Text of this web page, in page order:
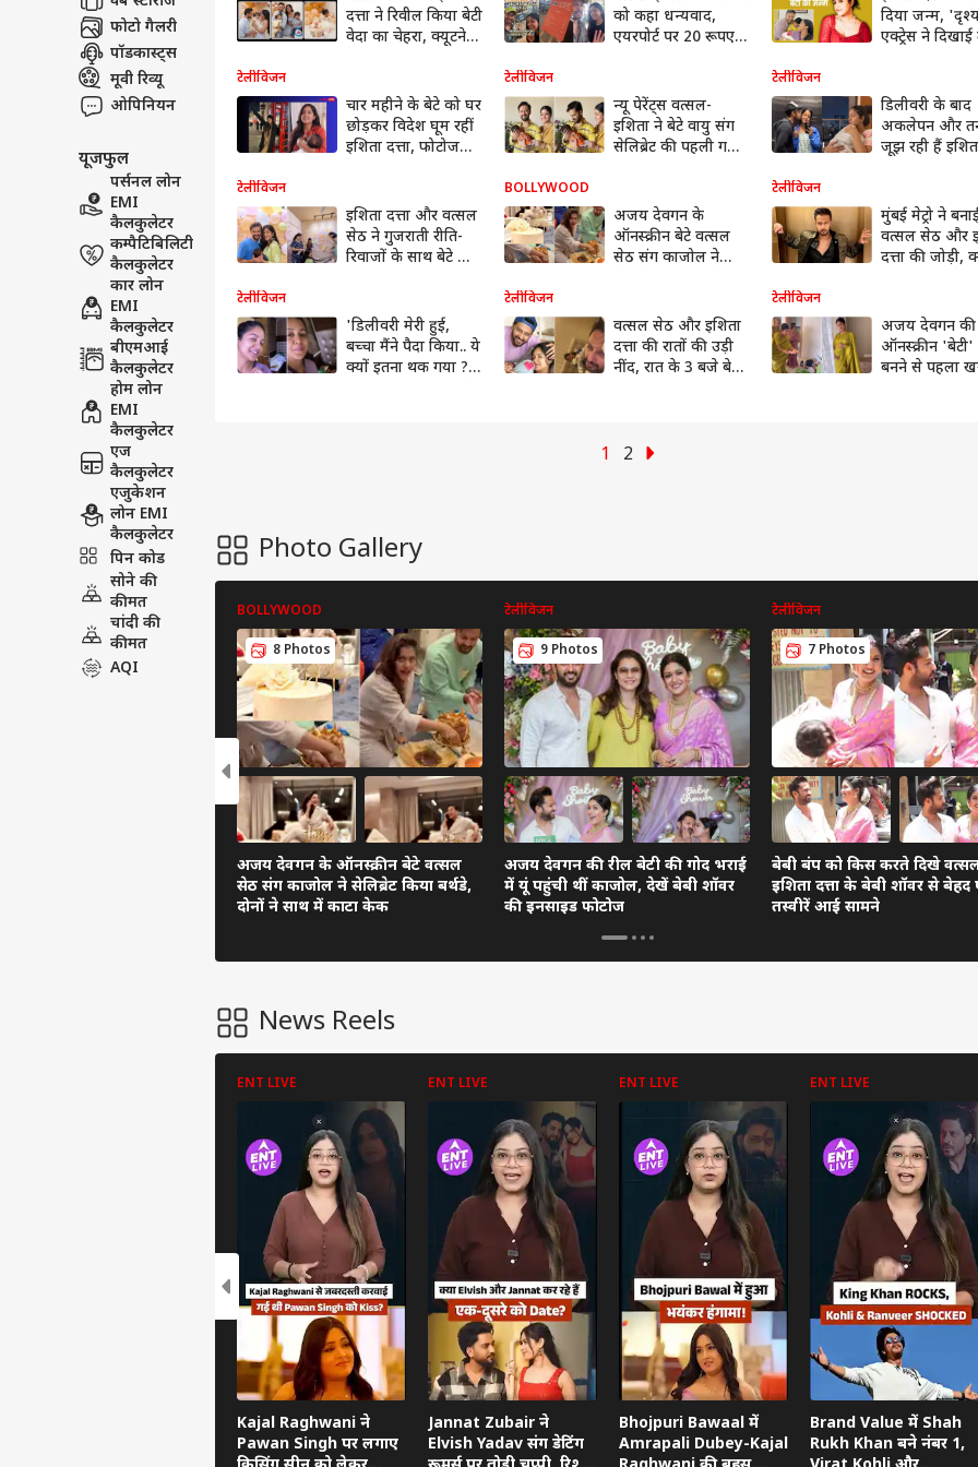
फोटो गैलरी
पॉडकास्ट्स
मूवी रिव्यू
ओपिनियन
यूजफुल
पर्सनल लोन
EMI
कैलकुलेटर
कम्पैटिबिलिटी
कैलकुलेटर
कार लोन
EMI
कैलकुलेटर
बीएमआई
कैलकुलेटर
होम लोन
EMI
कैलकुलेटर
एज
कैलकुलेटर
एजुकेशन
लोन EMI
कैलकुलेटर
पिन कोड
सोने की
कीमत
चांदी की
कीमत
AQI
दत्ता ने रिवील किया बेटी
वेदा का चेहरा, क्यूटनेस
को कहा धन्यवाद,
एयरपोर्ट पर 20 रूपए में
दिया जन्म,
एक्ट्रेस ने दिखाई
टेलीविजन
चार महीने के बेटे को घर
छोड़कर विदेश घूम रहीं
इशिता दत्ता, फोटोज
टेलीविजन
न्यू पेरेंट्स वत्सल-
इशिता ने बेटे वायु संग
सेलिब्रेट की पहली गणेश
आशीर्वाद लेता दिखा
कपल
टेलीविजन
डिलीवरी के बाद
अकलेपन और
जूझ रही हैं इशिता
दर्द
टेलीविजन
इशिता दत्ता और वत्सल
सेठ ने गुजराती रीति-
रिवाजों के साथ बेटे का
रखा है अपने नन्हें प्रिंस
का नाम
BOLLYWOOD
अजय देवगन के
ऑनस्क्रीन बेटे वत्सल
सेठ संग काजोल ने
केक
टेलीविजन
मुंबई मेट्रो ने
वत्सल सेठ और
दत्ता की जोड़ी,
टेलीविजन
'डिलीवरी मेरी हुई,
बच्चा मैंने पैदा किया.. ये
क्यों इतना थक गया ?'
टेलीविजन
वत्सल सेठ और इशिता
दत्ता की रातों की उड़ी
नींद, रात के 3 बजे बेटे
टेलीविजन
अजय देवगन की
ऑनस्क्रीन 'बेटी'
बनने से पहला
1 2
Photo Gallery
BOLLYWOOD
8 Photos
अजय देवगन के ऑनस्क्रीन बेटे वत्सल
सेठ संग काजोल ने सेलिब्रेट किया बर्थडे,
दोनों ने साथ में काटा केक
टेलीविजन
9 Photos
अजय देवगन की रील बेटी की गोद भराई
में यूं पहुंची थीं काजोल, देखें बेबी शॉवर
की इनसाइड फोटोज
टेलीविजन
7 Photos
बेबी बंप को किस करते दिखे
इशिता दत्ता के बेबी शॉवर से बेहद
तस्वीरें आई सामने
News Reels
ENT LIVE
Kajal Raghwani ने
Pawan Singh पर लगाए
ENT LIVE
Jannat Zubair ने
Elvish Yadav संग डेटिंग
ENT LIVE
Bhojpuri Bawaal में
Amrapali Dubey-Kajal
ENT LIVE
Brand Value में Shah
Rukh Khan बने नंबर 1,
हॅलो गेस्ट
एडवर्टाइज विथ अस
प्राइवेसी पॉलिसी
कॉन्टैक्ट अस
पर्सनल कार्नर
टॉप आर्टिकल्स टॉप रील्स
इंडिया उत्तर प्रदेश और उत्तराखंड क्रिकेट